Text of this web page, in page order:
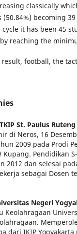
classically
becoming
it has been 45
reaching the
football, the
St. Paulus
di Neros, 16
2009 pada Prodi
Kupang. Pendidikan
2012 dan selesai
sebagai Dosen
Negeri
Keolahragaan
dari IKIP